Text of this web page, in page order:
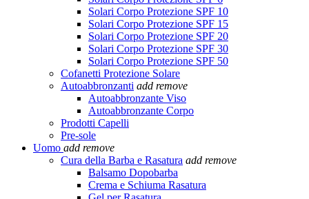
Solari Corpo Protezione SPF 10
Solari Corpo Protezione SPF 15
Solari Corpo Protezione SPF 20
Solari Corpo Protezione SPF 30
Solari Corpo Protezione SPF 50
Cofanetti Protezione Solare
Autoabbronzanti add remove
Autoabbronzante Viso
Autoabbronzante Corpo
Prodotti Capelli
Pre-sole
Uomo add remove
Cura della Barba e Rasatura add remove
Balsamo Dopobarba
Crema e Schiuma Rasatura